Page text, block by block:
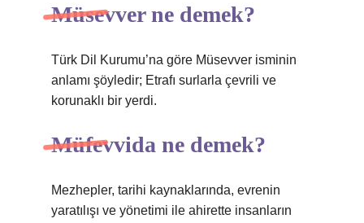
Müsevver ne demek?
Türk Dil Kurumu’na göre Müsevver isminin
anlamı şöyledir; Etrafı surlarla çevrili ve
korunaklı bir yerdi.
Müfevvida ne demek?
Mezhepler, tarihi kaynaklarında, evrenin
yaratılışı ve yönetimi ile ahirette insanların